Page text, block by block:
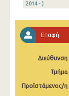
2014 - )
Επαφή
Διεύθυνση
Τμήμα
Προϊστάμενος/η